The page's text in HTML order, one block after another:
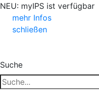
NEU: myIPS ist verfügbar
mehr Infos
schließen
Suche